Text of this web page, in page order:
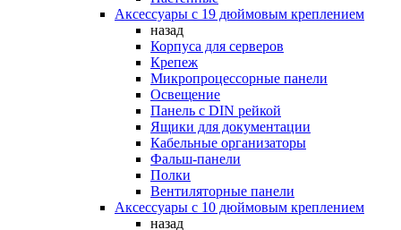
Аксессуары с 19 дюймовым креплением
назад
Корпуса для серверов
Крепеж
Микропроцессорные панели
Освещение
Панель с DIN рейкой
Ящики для документации
Кабельные организаторы
Фальш-панели
Полки
Вентиляторные панели
Аксессуары с 10 дюймовым креплением
назад